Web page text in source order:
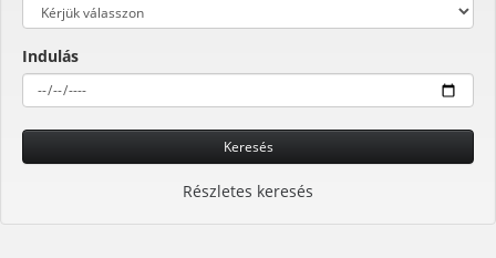
Indulás
Keresés
Részletes keresés